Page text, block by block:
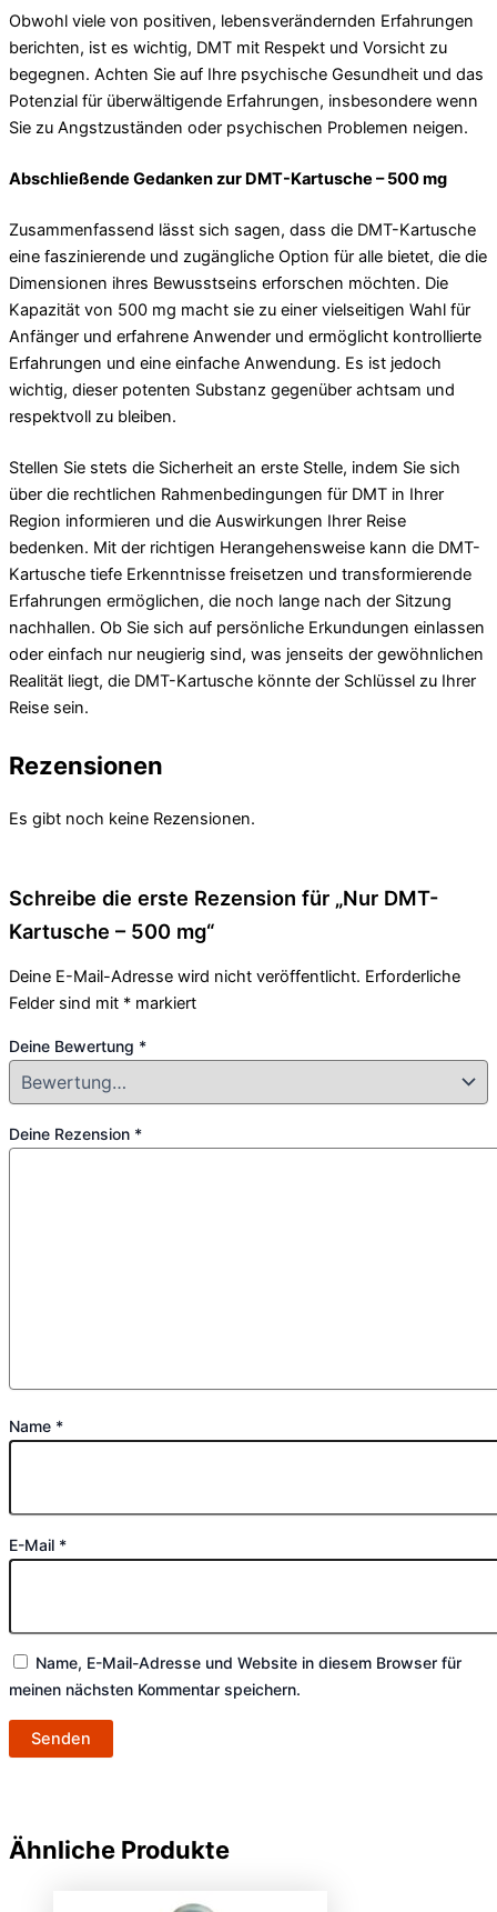
Obwohl viele von positiven, lebensverändernden Erfahrungen
berichten, ist es wichtig, DMT mit Respekt und Vorsicht zu
begegnen. Achten Sie auf Ihre psychische Gesundheit und das
Potenzial für überwältigende Erfahrungen, insbesondere wenn
Sie zu Angstzuständen oder psychischen Problemen neigen.
Abschließende Gedanken zur DMT-Kartusche – 500 mg
Zusammenfassend lässt sich sagen, dass die DMT-Kartusche
eine faszinierende und zugängliche Option für alle bietet, die die
Dimensionen ihres Bewusstseins erforschen möchten. Die
Kapazität von 500 mg macht sie zu einer vielseitigen Wahl für
Anfänger und erfahrene Anwender und ermöglicht kontrollierte
Erfahrungen und eine einfache Anwendung. Es ist jedoch
wichtig, dieser potenten Substanz gegenüber achtsam und
respektvoll zu bleiben.
Stellen Sie stets die Sicherheit an erste Stelle, indem Sie sich
über die rechtlichen Rahmenbedingungen für DMT in Ihrer
Region informieren und die Auswirkungen Ihrer Reise
bedenken. Mit der richtigen Herangehensweise kann die DMT-
Kartusche tiefe Erkenntnisse freisetzen und transformierende
Erfahrungen ermöglichen, die noch lange nach der Sitzung
nachhallen. Ob Sie sich auf persönliche Erkundungen einlassen
oder einfach nur neugierig sind, was jenseits der gewöhnlichen
Realität liegt, die DMT-Kartusche könnte der Schlüssel zu Ihrer
Reise sein.
Rezensionen
Es gibt noch keine Rezensionen.
Schreibe die erste Rezension für „Nur DMT-
Kartusche – 500 mg“
Deine E-Mail-Adresse wird nicht veröffentlicht. Erforderliche
Felder sind mit * markiert
Deine Bewertung *
Deine Rezension *
Name *
E-Mail *
Name, E-Mail-Adresse und Website in diesem Browser für
meinen nächsten Kommentar speichern.
Ähnliche Produkte